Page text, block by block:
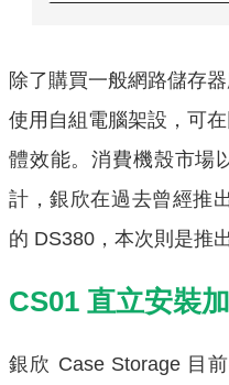
除了購買一般網路儲存
使用自組電腦架設，可
體效能。消費機殼市場
計，銀欣在過去曾經推
的 DS380，本次則是推
CS01 直立安裝
銀欣 Case Storage 目